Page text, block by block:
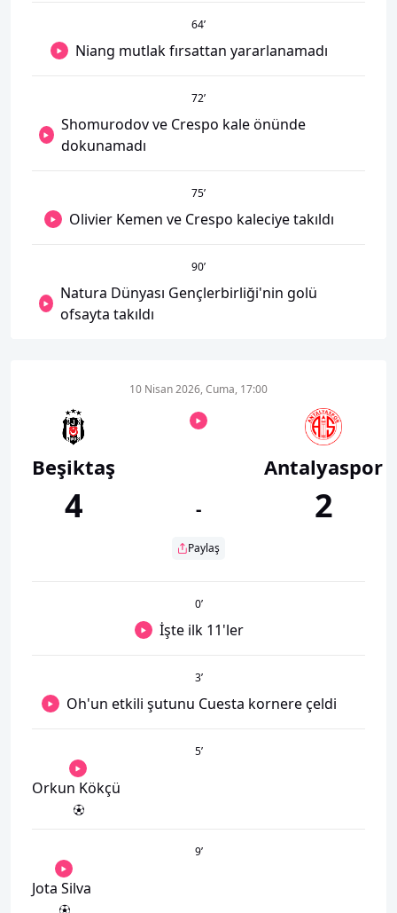
64’
Niang mutlak fırsattan yararlanamadı
72’
Shomurodov ve Crespo kale önünde
dokunamadı
75’
Olivier Kemen ve Crespo kaleciye takıldı
90’
Natura Dünyası Gençlerbirliği'nin golü
ofsayta takıldı
Beşiktaş
4
10 Nisan 2026, Cuma, 17:00
-
Paylaş
Antalyaspor
2
0’
İşte ilk 11'ler
3’
Oh'un etkili şutunu Cuesta kornere çeldi
5’
Orkun Kökçü
9’
Jota Silva